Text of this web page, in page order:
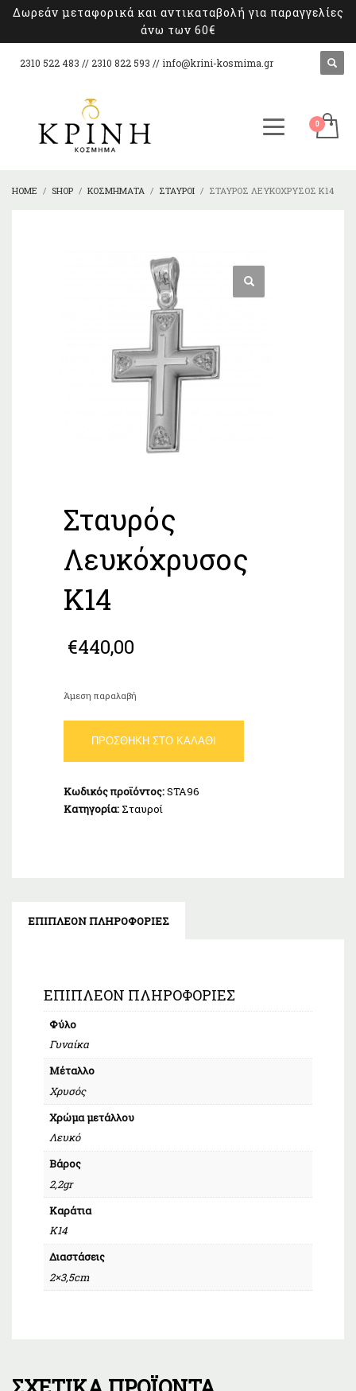
Δωρεάν μεταφορικά και αντικαταβολή για παραγγελίες
άνω των 60€
2310 522 483 // 2310 822 593 // info@krini-kosmima.gr
HOME SHOP ΚΟΣΜΉΜΑΤΑ ΣΤΑΥΡΟΊ ΣΤΑΥΡΌΣ ΛΕΥΚΌΧΡΥΣΟΣ Κ14
Σταυρός
Λευκόχρυσος
Κ14
€440,00
Άμεση παραλαβή
Λευκόχρυσος
Κ14
ΠΡΟΣΘΉΚΗ ΣΤΟ ΚΑΛΆΘΙ
Κωδικός προϊόντος:STA96
Κατηγορία: Σταυροί
ΕΠΙΠΛΈΟΝ ΠΛΗΡΟΦΟΡΊΕΣ
ΕΠΙΠΛΈΟΝ ΠΛΗΡΟΦΟΡΊΕΣ
Φύλο
Γυναίκα
Μέταλλο
Χρυσός
Χρώμα μετάλλου
Λευκό
Βάρος
2,2gr
Καράτια
Κ14
Διαστάσεις
2×3,5cm